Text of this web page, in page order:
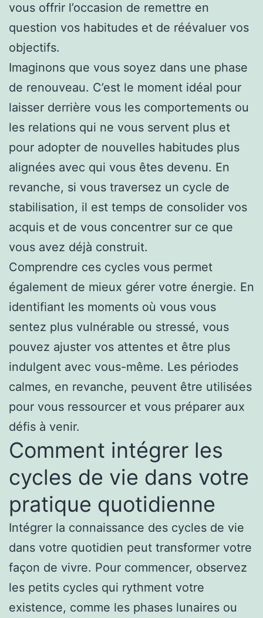
vous offrir l’occasion de remettre en
question vos habitudes et de réévaluer vos
objectifs.
Imaginons que vous soyez dans une phase
de renouveau. C’est le moment idéal pour
laisser derrière vous les comportements ou
les relations qui ne vous servent plus et
pour adopter de nouvelles habitudes plus
alignées avec qui vous êtes devenu. En
revanche, si vous traversez un cycle de
stabilisation, il est temps de consolider vos
acquis et de vous concentrer sur ce que
vous avez déjà construit.
Comprendre ces cycles vous permet
également de mieux gérer votre énergie. En
identifiant les moments où vous vous
sentez plus vulnérable ou stressé, vous
pouvez ajuster vos attentes et être plus
indulgent avec vous-même. Les périodes
calmes, en revanche, peuvent être utilisées
pour vous ressourcer et vous préparer aux
défis à venir.
Comment intégrer les
cycles de vie dans votre
pratique quotidienne
Intégrer la connaissance des cycles de vie
dans votre quotidien peut transformer votre
façon de vivre. Pour commencer, observez
les petits cycles qui rythment votre
existence, comme les phases lunaires ou